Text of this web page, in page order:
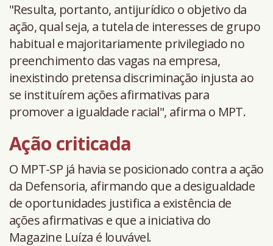
"Resulta, portanto, antijurídico o objetivo da
ação, qual seja, a tutela de interesses de grupo
habitual e majoritariamente privilegiado no
preenchimento das vagas na empresa,
inexistindo pretensa discriminação injusta ao
se instituírem ações afirmativas para
promover a igualdade racial", afirma o MPT.
Ação criticada
O MPT-SP já havia se posicionado contra a ação
da Defensoria, afirmando que a desigualdade
de oportunidades justifica a existência de
ações afirmativas e que a iniciativa do
Magazine Luíza é louvável.